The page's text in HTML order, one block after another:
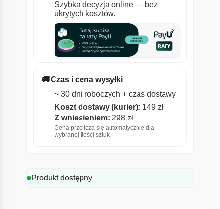
Szybka decyzja online — bez
ukrytych kosztów.
🚚Czas i cena wysyłki
~ 30 dni roboczych + czas dostawy
Koszt dostawy (kurier): 149 zł
Z wniesieniem: 298 zł
Cena przelicza się automatycznie dla
wybranej ilości sztuk.
Produkt dostępny